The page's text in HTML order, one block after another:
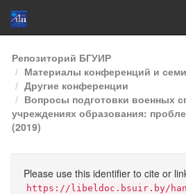
Skip
navigation
Репозиторий БГУИР
Материалы конференций и
Другие конференции
Вопросы подготовки военных
учреждениях образования:
(2019)
Please use this identifier to cite or
https://libeldoc.bsuir.by/